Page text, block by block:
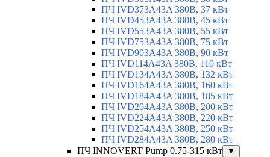
ПЧ IVD373A43A 380В, 37 кВт
ПЧ IVD453A43A 380В, 45 кВт
ПЧ IVD553A43A 380В, 55 кВт
ПЧ IVD753A43A 380В, 75 кВт
ПЧ IVD903A43A 380В, 90 кВт
ПЧ IVD114A43A 380В, 110 кВт
ПЧ IVD134A43A 380В, 132 кВт
ПЧ IVD164A43A 380В, 160 кВт
ПЧ IVD184A43A 380В, 185 кВт
ПЧ IVD204A43A 380В, 200 кВт
ПЧ IVD224A43A 380В, 220 кВт
ПЧ IVD254A43A 380В, 250 кВт
ПЧ IVD284A43A 380В, 280 кВт
ПЧ INNOVERT Pump 0.75-315 кВт
▼